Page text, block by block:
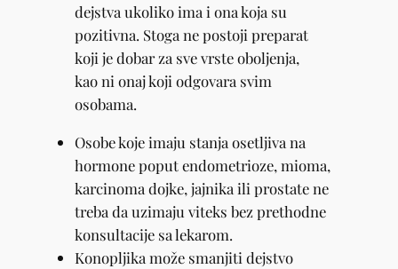
dejstva ukoliko ima i ona koja su
pozitivna. Stoga ne postoji preparat
koji je dobar za sve vrste oboljenja,
kao ni onaj koji odgovara svim
osobama.
Osobe koje imaju stanja osetljiva na
hormone poput endometrioze, mioma,
karcinoma dojke, jajnika ili prostate ne
treba da uzimaju viteks bez prethodne
konsultacije sa lekarom.
Konopljika može smanjiti dejstvo